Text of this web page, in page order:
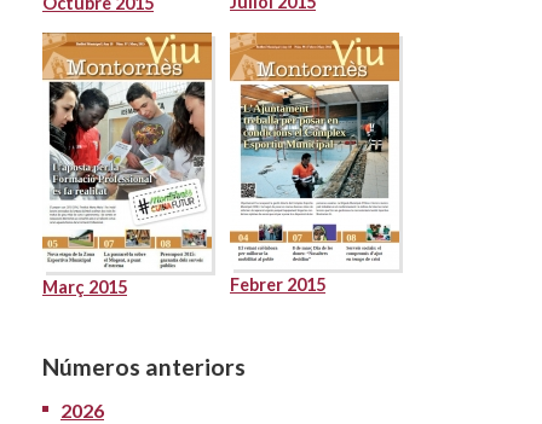
Març 2015 Febrer 2015
Números anteriors
2026